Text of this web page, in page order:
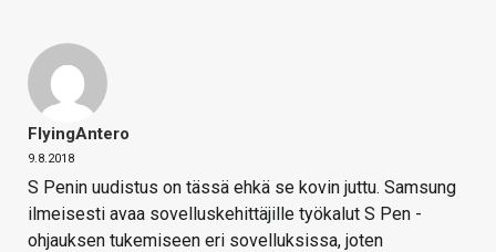
FlyingAntero
9.8.2018
S Penin uudistus on tässä ehkä se kovin juttu. Samsung
ilmeisesti avaa sovelluskehittäjille työkalut S Pen -
ohjauksen tukemiseen eri sovelluksissa, joten